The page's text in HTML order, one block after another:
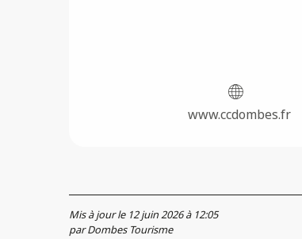
www.ccdombes.fr
Mis à jour le 12 juin 2026 à 12:05
par Dombes Tourisme